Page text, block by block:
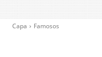
Capa Famosos